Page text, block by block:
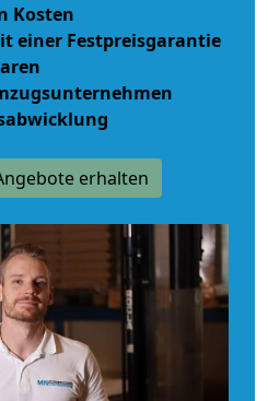
Kosten
einer Festpreisgarantie
erhalten